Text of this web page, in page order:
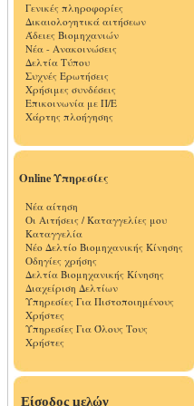
Γενικές πληροφορίες
Δικαιολογητικά αιτήσεων
Άδειες Βιομηχανιών
Νέα - Ανακοινώσεις
Δελτία Τύπου
Συχνές Ερωτήσεις
Χρήσιμες συνδέσεις
Επικοινωνία με Π/Ε
Χάρτης πλοήγησης
Online Υπηρεσίες
Νέα αίτηση
Οι Αιτήσεις / Καταγγελίες μου
Καταγγελία
Νέο Δελτίο Βιομηχανικής Κίνησης
Οδηγίες χρήσης
Δελτία Βιομηχανικής Κίνησης
Διαχείριση Δελτίων
Υπηρεσίες Για Πιστοποιημένους
Χρήστες
Υπηρεσίες Για Όλους Τους
Χρήστες